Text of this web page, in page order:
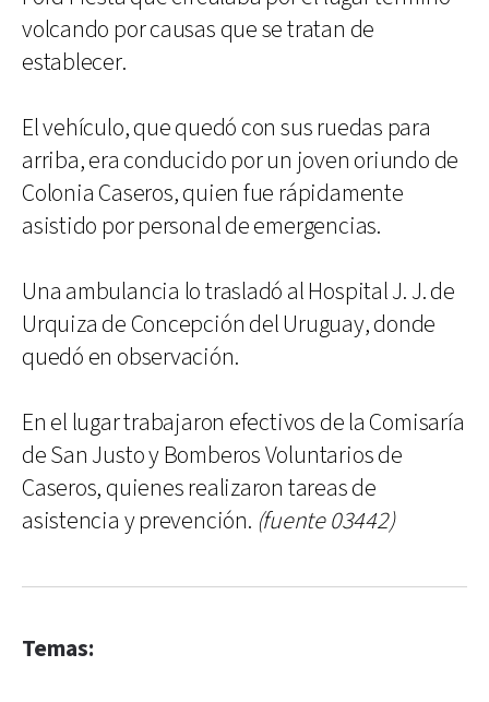
volcando por causas que se tratan de
establecer.
El vehículo, que quedó con sus ruedas para
arriba, era conducido por un joven oriundo de
Colonia Caseros, quien fue rápidamente
asistido por personal de emergencias.
Una ambulancia lo trasladó al Hospital J. J. de
Urquiza de Concepción del Uruguay, donde
quedó en observación.
En el lugar trabajaron efectivos de la Comisaría
de San Justo y Bomberos Voluntarios de
Caseros, quienes realizaron tareas de
asistencia y prevención. (fuente 03442)
Temas: